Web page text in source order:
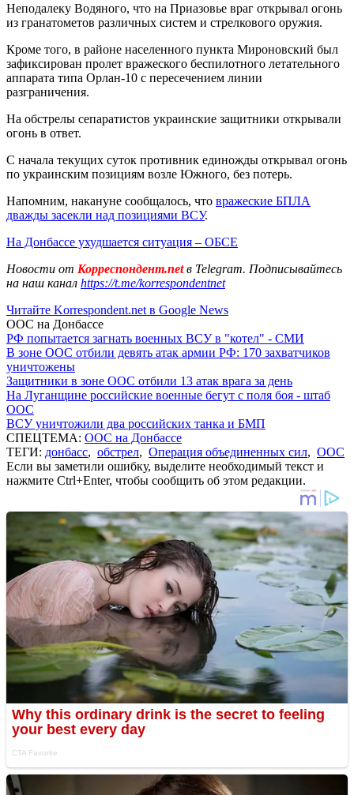
Неподалеку Водяного, что на Приазовье враг открывал огонь
из гранатометов различных систем и стрелкового оружия.
Кроме того, в районе населенного пункта Мироновский был
зафиксирован пролет вражеского беспилотного летательного
аппарата типа Орлан-10 с пересечением линии
разграничения.
На обстрелы сепаратистов украинские защитники открывали
огонь в ответ.
С начала текущих суток противник единожды открывал огонь
по украинским позициям возле Южного, без потерь.
Напомним, накануне сообщалось, что вражеские БПЛА
дважды засекли над позициями ВСУ.
На Донбассе ухудшается ситуация – ОБСЕ
Новости от Корреспондент.netв Telegram. Подписывайтесь
на наш канал https://t.me/korrespondentnet
Читайте Korrespondent.net в Google News
ООС на Донбассе
РФ попытается загнать военных ВСУ в "котел" - СМИ
В зоне ООС отбили девять атак армии РФ: 170 захватчиков
уничтожены
Защитники в зоне ООС отбили 13 атак врага за день
На Луганщине российские военные бегут с поля боя - штаб
ООС
ВСУ уничтожили два российских танка и БМП
СПЕЦТЕМА: ООС на Донбассе
ТЕГИ: донбасс, обстрел, Операция объединенных сил, ООС
Если вы заметили ошибку, выделите необходимый текст и
нажмите Ctrl+Enter, чтобы сообщить об этом редакции.